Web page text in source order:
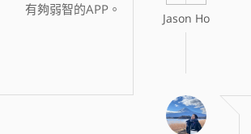
Jason Ho
有夠弱智的APP。